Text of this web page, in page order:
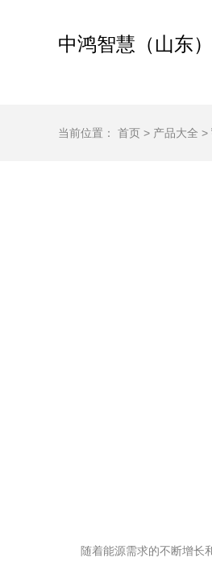
中鸿智慧（山东
当前位置： 首页 > 产品大全 >
随着能源需求的不断增长